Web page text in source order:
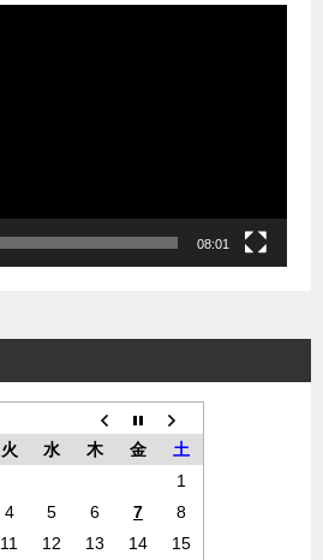
08:01
火 水 木 金
土
1
4 5 6 7
8
11 12 13 14
15